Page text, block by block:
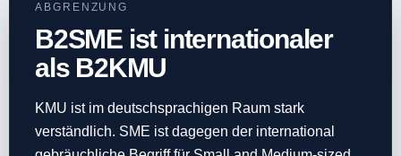
ABGRENZUNG
B2SME ist internationaler
als B2KMU
KMU ist im deutschsprachigen Raum stark
verständlich. SME ist dagegen der international